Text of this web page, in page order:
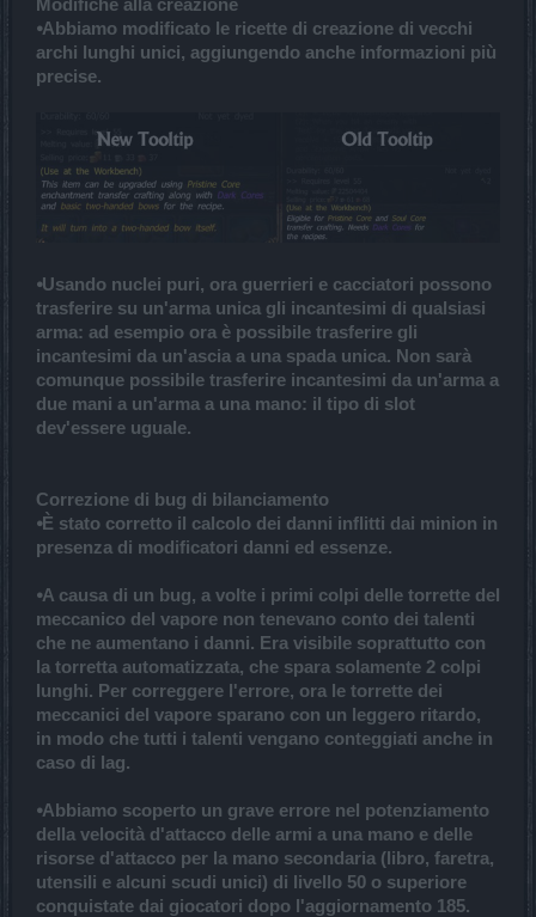
Modifiche alla creazione
⦁Abbiamo modificato le ricette di creazione di vecchi
archi lunghi unici, aggiungendo anche informazioni più
precise.
⦁Usando nuclei puri, ora guerrieri e cacciatori possono
trasferire su un'arma unica gli incantesimi di qualsiasi
arma: ad esempio ora è possibile trasferire gli
incantesimi da un'ascia a una spada unica. Non sarà
comunque possibile trasferire incantesimi da un'arma a
due mani a un'arma a una mano: il tipo di slot
dev'essere uguale.
Correzione di bug di bilanciamento
⦁È stato corretto il calcolo dei danni inflitti dai minion in
presenza di modificatori danni ed essenze.
⦁A causa di un bug, a volte i primi colpi delle torrette del
meccanico del vapore non tenevano conto dei talenti
che ne aumentano i danni. Era visibile soprattutto con
la torretta automatizzata, che spara solamente 2 colpi
lunghi. Per correggere l'errore, ora le torrette dei
meccanici del vapore sparano con un leggero ritardo,
in modo che tutti i talenti vengano conteggiati anche in
caso di lag.
⦁Abbiamo scoperto un grave errore nel potenziamento
della velocità d'attacco delle armi a una mano e delle
risorse d'attacco per la mano secondaria (libro, faretra,
utensili e alcuni scudi unici) di livello 50 o superiore
conquistate dai giocatori dopo l'aggiornamento 185.